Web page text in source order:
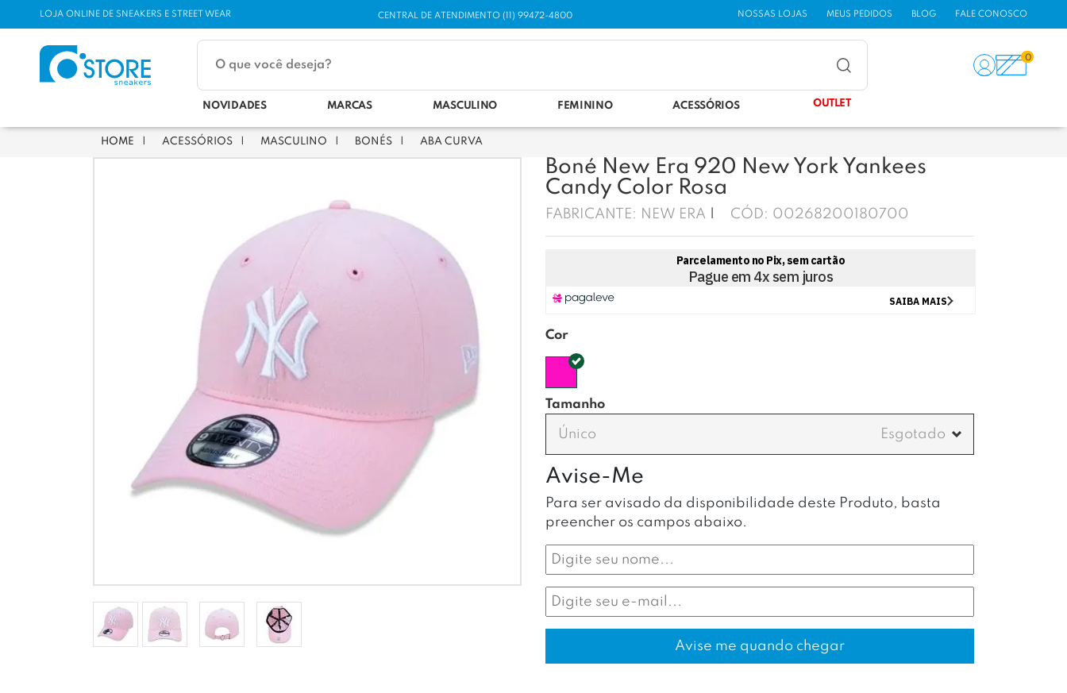
LOJA ONLINE DE SNEAKERS E STREET WEAR CENTRAL DE ATENDIMENTO (11) 99472-4800 NOSSAS LOJAS MEUS PEDIDOS BLOG FALE CONOSCO
0
NOVIDADES MARCAS MASCULINO FEMININO ACESSÓRIOS OUTLET
ACESSÓRIOS MASCULINO BONÉS ABA CURVA
Boné New Era 920 New York Yankees
Candy Color Rosa
FABRICANTE: NEW ERA CÓD: 00268200180700
Cor
Tamanho
Único
Avise-Me
Para ser avisado da disponibilidade deste Produto, basta
preencher os campos abaixo.